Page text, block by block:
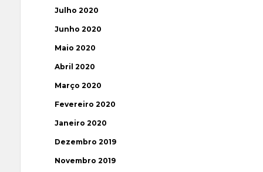
Julho 2020
Junho 2020
Maio 2020
Abril 2020
Março 2020
Fevereiro 2020
Janeiro 2020
Dezembro 2019
Novembro 2019